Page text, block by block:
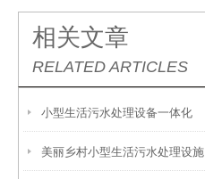
相关文章
RELATED ARTICLES
小型生活污水处理设备一体化
美丽乡村小型生活污水处理设施